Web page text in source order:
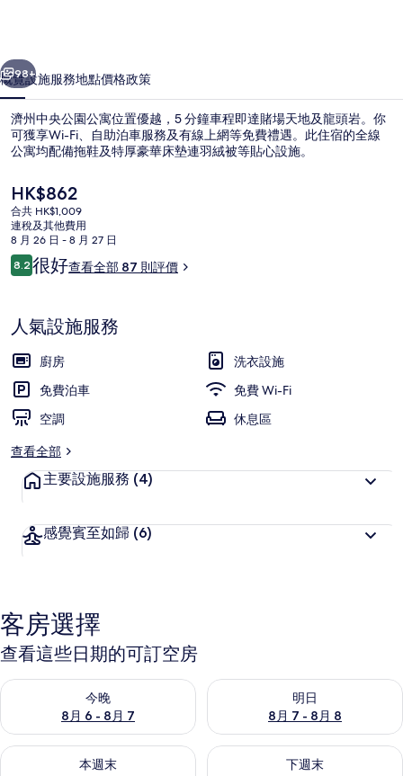
寓
相
片
集
個 下一個
98+
概覽設施服務地點價格政策
濟州中央公園公寓位置優越，5 分鐘車程即達賭場天地及龍頭岩。你
可獲享Wi-Fi、自助泊車服務及有線上網等免費禮遇。此住宿的全線
公寓均配備拖鞋及特厚豪華床墊連羽絨被等貼心設施。
現
價
HK$862
HK$862
合共 HK$1,009
連稅及其他費用
8 月 26 日 - 8 月 27 日
評
價
8.28.2 分，滿分 10 分，
很好查看全部 87 則評價
人氣設施服務
廚房
洗衣設施
免費泊車
免費 Wi-Fi
空調
休息區
查看全部
主要設施服務 (4)
感覺賓至如歸 (6)
客房選擇
查看這些日期的可訂空房
今晚
8月 6 - 8月 7
查看今晚 8月 6 - 8月 7的可訂空房
明日
8月 7 - 8月 8
查看明日 8月 7 - 8月 8的可訂
本週末
查看本週末 8月 7 - 8月 9的可訂空房
下週末
查看下週末 8月 14 - 8月 16的